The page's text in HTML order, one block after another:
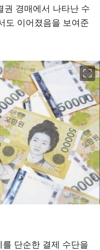
권 경매에서 나타난 수
도 이어졌음을 보여준
단순한 결제 수단을